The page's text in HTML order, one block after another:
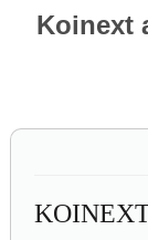
Koinext